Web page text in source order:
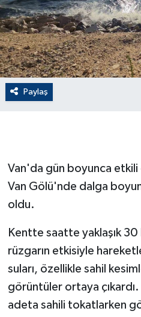
Paylaş
Van'da gün boyunca
Van Gölü'nde dalga
oldu.
Kentte saatte yaklaşık
rüzgarın etkisiyle
suları, özellikle sahil
görüntüler ortaya çıkardı.
adeta sahili tokatlarken
EĞİTİM
EKONOMİ
English News
Gayrimenkul
GÜNDEM
Güvenlik
HABERDE İNSAN